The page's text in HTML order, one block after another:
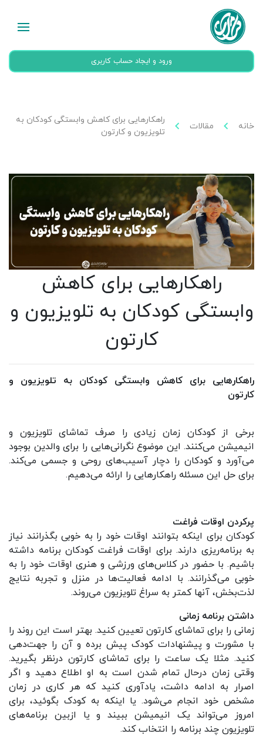
ورود و ایجاد حساب کاربری
خانه مقالات
راهکارهایی برای کاهش وابستگی کودکان به
تلویزیون و کارتون
راهکارهایی برای کاهش
وابستگی کودکان به تلویزیون و
کارتون
راهکارهایی برای کاهش وابستگی کودکان به تلویزیون و
کارتون
برخی از کودکان زمان زیادی را صرف تماشای تلویزیون و
انیمیشن می‌کنند. این موضوع نگرانی‌هایی را برای والدین بوجود
می‌آورد و کودکان را دچار آسیب‌های روحی و جسمی می‌کند.
برای حل این مسئله راهکارهایی را ارائه می‌دهیم.
پرکردن اوقات فراغت
کودکان برای اینکه بتوانند اوقات خود را به خوبی بگذرانند نیاز
به برنامه‌‌ریزی دارند. برای اوقات فراغت کودکان برنامه داشته
باشیم. با حضور در کلاس‌های ورزشی و هنری اوقات خود را به
خوبی می‌گذرانند. با ادامه فعالیت‌ها در منزل و تجربه نتایج
لذت‌بخش، آنها کمتر به سراغ تلویزیون می‌روند.
داشتن برنامه زمانی
زمانی را برای تماشای کارتون تعیین کنید. بهتر است این روند را
با مشورت و پیشنهادات کودک پیش برده و آن را جهت‌دهی
کنید. مثلا یک ساعت را برای تماشای کارتون درنظر بگیرید.
وقتی زمان درحال تمام شدن است به او اطلاع دهید و اگر
اصرار به ادامه داشت، یادآوری کنید که هر کاری در زمان
مشخص خود انجام می‌شود. یا اینکه به کودک بگوئید، برای
امروز می‌تواند یک انیمیشن ببیند و یا ازبین برنامه‌های
تلویزیون چند برنامه را انتخاب کند.